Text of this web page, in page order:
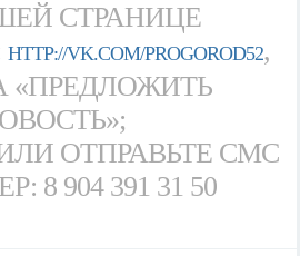
СТРАНИЦЕ
HTTP://VK.COM/PROGOROD52,
«ПРЕДЛОЖИТЬ
ОТПРАВЬТЕ СМС
8 904 391 31 50